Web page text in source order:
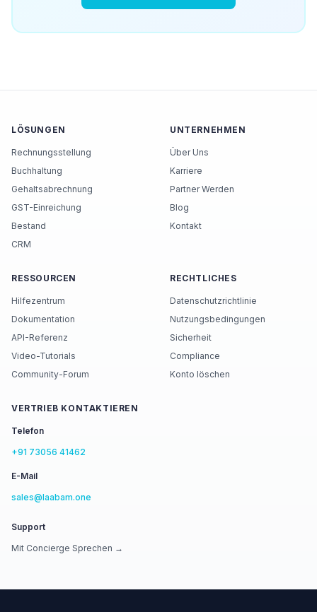
LÖSUNGEN
Rechnungsstellung
Buchhaltung
Gehaltsabrechnung
GST-Einreichung
Bestand
CRM
UNTERNEHMEN
Über Uns
Karriere
Partner Werden
Blog
Kontakt
RESSOURCEN
Hilfezentrum
Dokumentation
API-Referenz
Video-Tutorials
Community-Forum
RECHTLICHES
Datenschutzrichtlinie
Nutzungsbedingungen
Sicherheit
Compliance
Konto löschen
VERTRIEB KONTAKTIEREN
Telefon
+91 73056 41462
E-Mail
sales@laabam.one
Support
Mit Concierge Sprechen →